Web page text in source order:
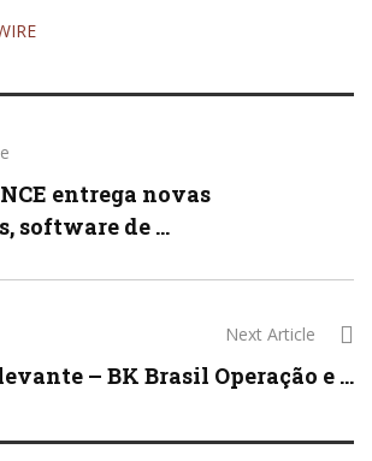
entrega novas
software de ...
Next Article
– BK Brasil Operação e ...